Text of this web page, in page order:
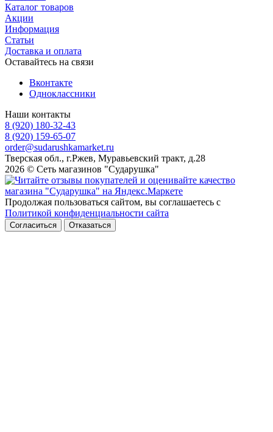
Каталог товаров
Акции
Информация
Статьи
Доставка и оплата
Оставайтесь на связи
Вконтакте
Одноклассники
Наши контакты
8 (920) 180-32-43
8 (920) 159-65-07
order@sudarushkamarket.ru
Тверская обл., г.Ржев, Муравьевский тракт, д.28
2026 © Сеть магазинов "Сударушка"
Продолжая пользоваться сайтом, вы соглашаетесь с
Политикой конфиденциальности сайта
Согласиться Отказаться